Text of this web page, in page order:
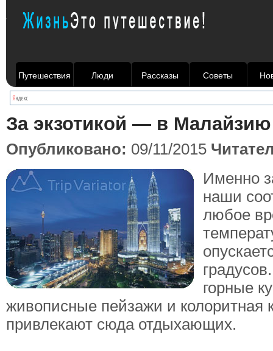
Путешествия Люди Рассказы Советы
За экзотикой — в Малайзию
Опубликовано: 09/11/2015
Именно
наши
любое
горные
живописные пейзажи и колоритная
привлекают сюда отдыхающих.